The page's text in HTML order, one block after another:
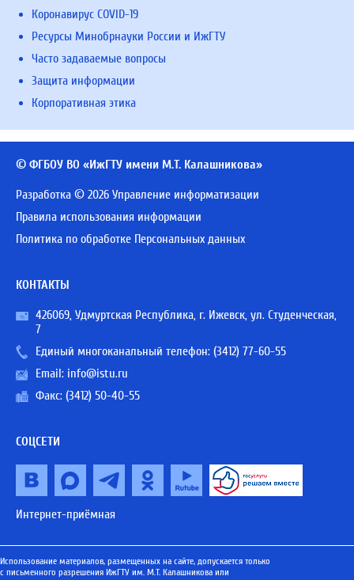
Коронавирус COVID-19
Ресурсы Минобрнауки России и ИжГТУ
Часто задаваемые вопросы
Защита информации
Корпоративная этика
© ФГБОУ ВО «ИжГТУ имени М.Т. Калашникова»
Разработка © 2026 Управление информатизации
Правила использования информации
Политика по обработке Персональных данных
КОНТАКТЫ
426069, Удмуртская Республика, г. Ижевск, ул. Студенческая,
7
Единый многоканальный телефон: (3412) 77-60-55
Email: info@istu.ru
Факс: (3412) 50-40-55
СОЦСЕТИ
Интернет-приёмная
Использование материалов, размещенных на сайте, допускается только
с письменного разрешения ИжГТУ им. М.Т. Калашникова или